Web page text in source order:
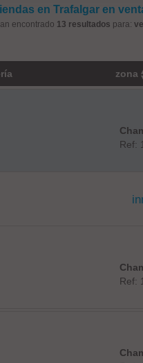
en Trafalgar en
encontrado 13 resultados para:
zona
Ref:
Ref: